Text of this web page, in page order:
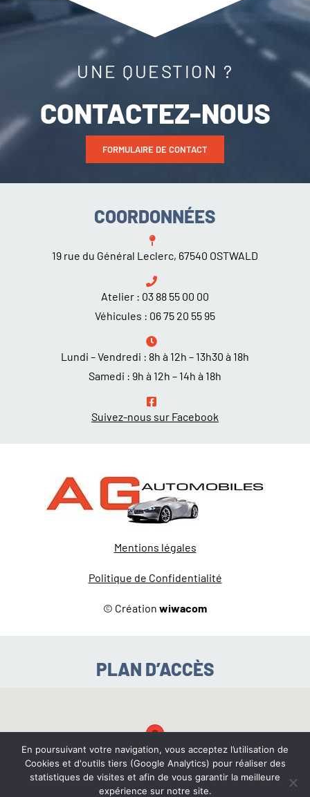
UNE QUESTION ?
CONTACTEZ-NOUS
FORMULAIRE DE CONTACT
COORDONNÉES
19 rue du Général Leclerc, 67540 OSTWALD
Atelier : 03 88 55 00 00
Véhicules : 06 75 20 55 95
Lundi – Vendredi : 8h à 12h – 13h30 à 18h
Samedi : 9h à 12h – 14h à 18h
Suivez-nous sur Facebook
Mentions légales
Politique de Confidentialité
© Création wiwacom
PLAN D’ACCÈS
En poursuivant votre navigation, vous acceptez l’utilisation de
Cookies et d'outils tiers (Google Analytics) pour réaliser des
statistiques de visites et afin de vous garantir la meilleure
expérience sur notre site.